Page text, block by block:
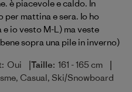
è piacevole e caldo. In
mattina e sera. Io ho
io vesto M-L) ma veste
sopra una pile in inverno)
Oui |Taille: 161 - 165 cm |
Casual, Ski/Snowboard